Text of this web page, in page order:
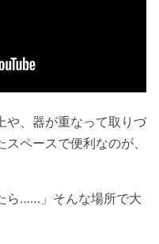
や、器が重なって取りづ
ペースで便利なのが、
ら……」そんな場所で大